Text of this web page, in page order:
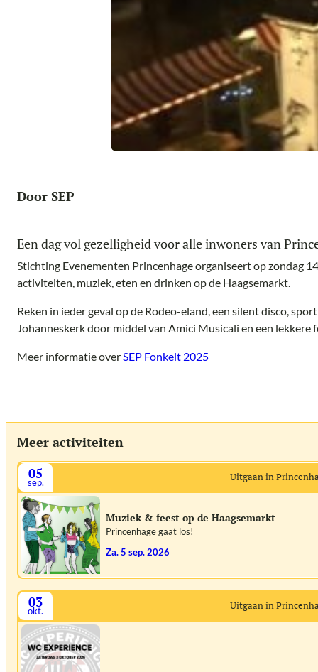
Door SEP
Een dag vol gezelligheid voor alle inwoners van
Stichting Evenementen Princenhage organiseert op zondag
activiteiten, muziek, eten en drinken op de Haagsemarkt.
Reken in ieder geval op de Rodeo-eland, een silent disco,
Johanneskerk door middel van Amici Musicali en een
Meer informatie overSEP Fonkelt 2025
Meer activiteiten
05
sep. Uitgaan in
Muziek & feest op de Haagsemarkt
Princenhage gaat los!
za. 5 sep. 2026
03
okt. Uitgaan in